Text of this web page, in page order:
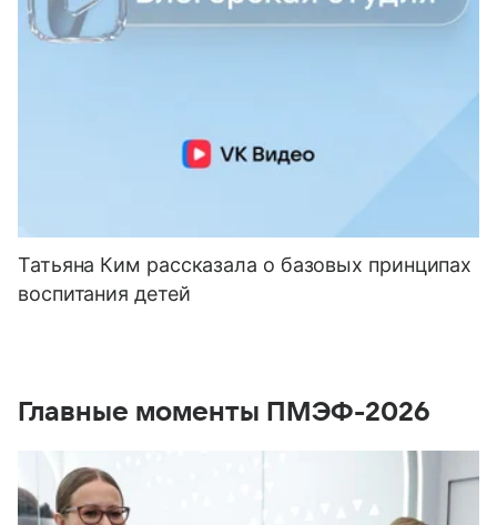
Татьяна Ким рассказала о базовых принципах
воспитания детей
Главные моменты ПМЭФ-2026